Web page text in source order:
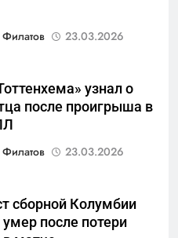
23.03.2026
узнал о
после проигрыша в
23.03.2026
сборной Колумбии
умер после потери
Wildberries?
разъедают изнутри:
оборонный завод
И ОБЛАСТЬ
«защитники
превратила